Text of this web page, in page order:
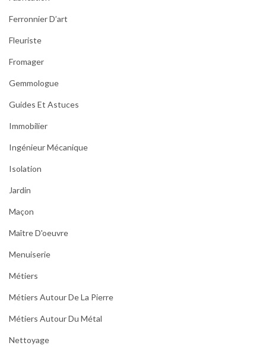
Ferronnier D’art
Fleuriste
Fromager
Gemmologue
Guides Et Astuces
Immobilier
Ingénieur Mécanique
Isolation
Jardin
Maçon
Maître D'oeuvre
Menuiserie
Métiers
Métiers Autour De La Pierre
Métiers Autour Du Métal
Nettoyage